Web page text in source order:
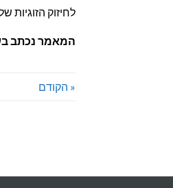
לחיזוק הזוגיות
המאמר נכתב
« הקודם